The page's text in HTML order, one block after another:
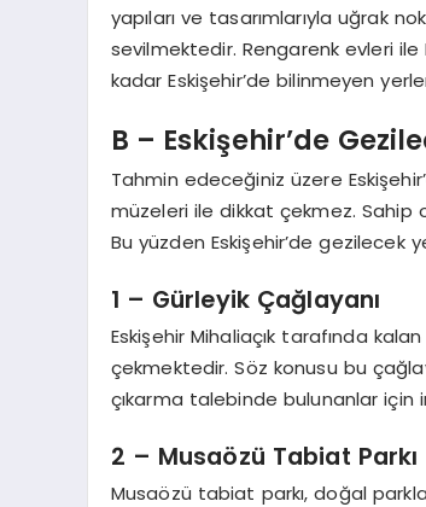
yapıları ve tasarımlarıyla uğrak
sevilmektedir. Rengarenk evleri ile
kadar Eskişehir’de bilinmeyen
B – Eskişehir’de
Tahmin edeceğiniz üzere
müzeleri ile dikkat çekmez. Sahip
Bu yüzden Eskişehir’de
1 – Gürleyik Çağlayanı
Eskişehir Mihaliaçık tarafında
çekmektedir. Söz konusu bu
çıkarma talebinde bulunanlar için
2 – Musaözü Tabiat Parkı
Musaözü tabiat parkı, doğal